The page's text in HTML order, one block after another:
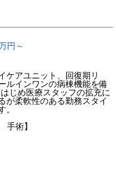
円～
ケアユニット、回復期リ
ルインワンの病棟機能を備
じめ医療スタッフの拡充に
が柔軟性のある勤務スタイ
。
手術】